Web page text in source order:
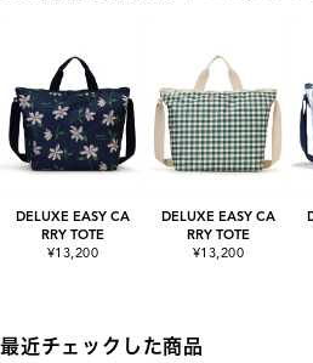
DELUXE EASY CA
RRY TOTE
¥13,200
DELUXE EASY CA
RRY TOTE
¥13,200
最近チェックした商品